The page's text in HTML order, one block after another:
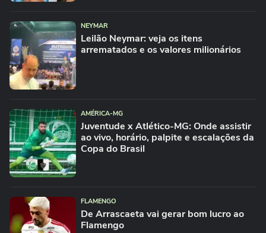
NEYMAR
Leilão Neymar: veja os itens
arrematados e os valores milionários
AMÉRICA-MG
Juventude x Atlético-MG: Onde assistir
ao vivo, horário, palpite e escalações da
Copa do Brasil
FLAMENGO
De Arrascaeta vai gerar bom lucro ao
Flamengo